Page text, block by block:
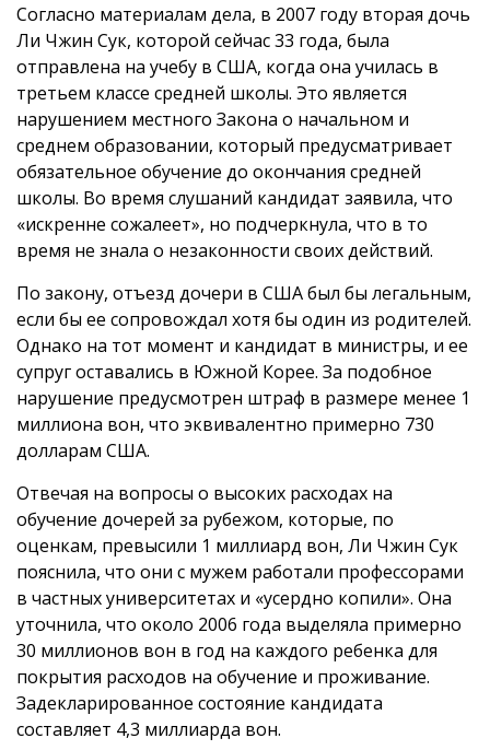
Согласно материалам дела, в 2007 году вторая дочь
Ли Чжин Сук, которой сейчас 33 года, была
отправлена на учебу в США, когда она училась в
третьем классе средней школы. Это является
нарушением местного Закона о начальном и
среднем образовании, который предусматривает
обязательное обучение до окончания средней
школы. Во время слушаний кандидат заявила, что
«искренне сожалеет», но подчеркнула, что в то
время не знала о незаконности своих действий.
По закону, отъезд дочери в США был бы легальным,
если бы ее сопровождал хотя бы один из родителей.
Однако на тот момент и кандидат в министры, и ее
супруг оставались в Южной Корее. За подобное
нарушение предусмотрен штраф в размере менее 1
миллиона вон, что эквивалентно примерно 730
долларам США.
Отвечая на вопросы о высоких расходах на
обучение дочерей за рубежом, которые, по
оценкам, превысили 1 миллиард вон, Ли Чжин Сук
пояснила, что они с мужем работали профессорами
в частных университетах и «усердно копили». Она
уточнила, что около 2006 года выделяла примерно
30 миллионов вон в год на каждого ребенка для
покрытия расходов на обучение и проживание.
Задекларированное состояние кандидата
составляет 4,3 миллиарда вон.